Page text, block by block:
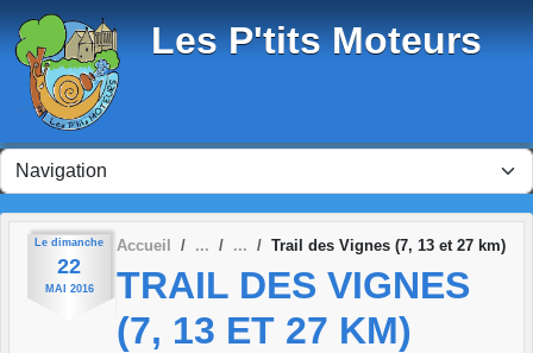
Les P'tits Moteurs
Le dimanche
22
MAI 2016
Accueil Trail des Vignes (7, 13 et 27 km)
TRAIL DES VIGNES
(7, 13 ET 27 KM)
Panneau de gestion des cookies